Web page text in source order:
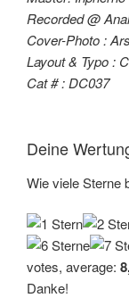
Recorded @
Cover-Photo :
Layout & Typo :
Cat # : DC037
Deine
Wie viele Sterne
votes, average:
Danke!